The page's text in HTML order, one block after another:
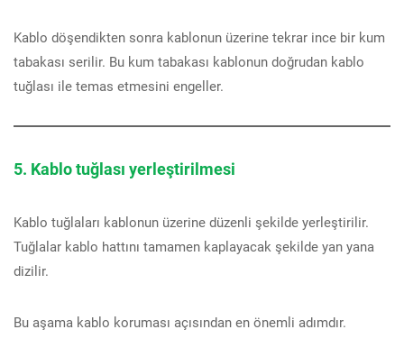
Kablo döşendikten sonra kablonun üzerine tekrar ince bir kum
tabakası serilir. Bu kum tabakası kablonun doğrudan kablo
tuğlası ile temas etmesini engeller.
5. Kablo tuğlası yerleştirilmesi
Kablo tuğlaları kablonun üzerine düzenli şekilde yerleştirilir.
Tuğlalar kablo hattını tamamen kaplayacak şekilde yan yana
dizilir.
Bu aşama kablo koruması açısından en önemli adımdır.